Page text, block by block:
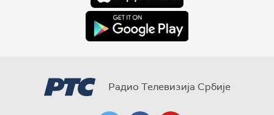
Радио Телевизија Србије